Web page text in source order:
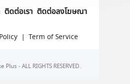
ติดต่อเรา ติดต่อลงโฆษณา
| Term of Service
- ALL RIGHTS RESERVED.